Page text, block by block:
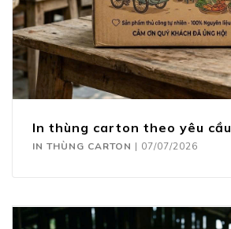
In thùng carton theo yêu cầu
IN THÙNG CARTON | 07/07/2026